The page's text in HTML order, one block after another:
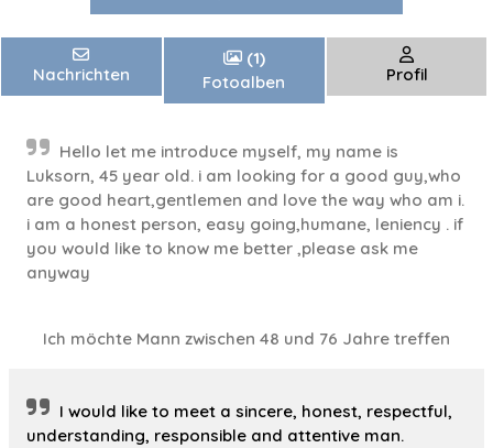
Nachrichten
(1)
Fotoalben
Profil
Hello let me introduce myself, my name is
Luksorn, 45 year old. i am looking for a good guy,who
are good heart,gentlemen and love the way who am i.
i am a honest person, easy going,humane, leniency . if
you would like to know me better ,please ask me
anyway
Ich möchte Mann zwischen 48 und 76 Jahre treffen
I would like to meet a sincere, honest, respectful,
understanding, responsible and attentive man.